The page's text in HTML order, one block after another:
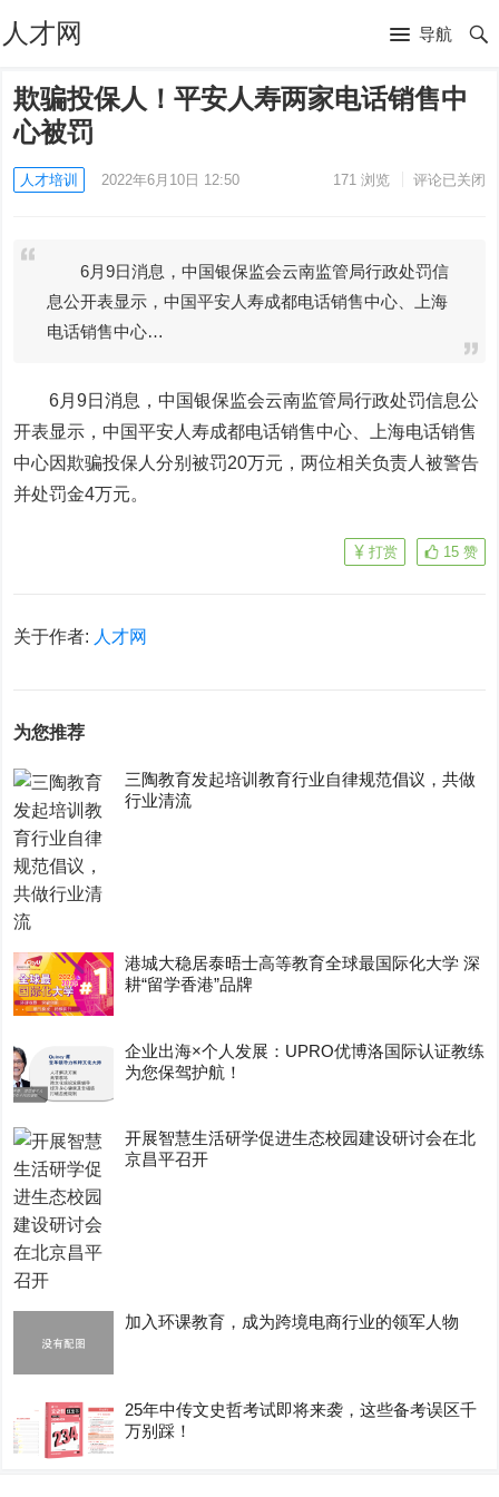
人才网 导航
欺骗投保人！平安人寿两家电话销售中
心被罚
人才培训 2022年6月10日 12:50 171浏览 评论已关闭
6月9日消息，中国银保监会云南监管局行政处罚信
息公开表显示，中国平安人寿成都电话销售中心、上海
电话销售中心…
6月9日消息，中国银保监会云南监管局行政处罚信息公
开表显示， 中国平安 人寿成都电话销售中心、上海电话销售
中心因欺骗投保人分别被罚20万元，两位相关负责人被警告
并处罚金4万元。
15 赞
打赏
关于作者: 人才网
为您推荐
三陶教育发起培训教育行业自律规范倡议，共做
行业清流
港城大稳居泰晤士高等教育全球最国际化大学 深
耕“留学香港”品牌
企业出海×个人发展：UPRO优博洛国际认证教练
为您保驾护航！
开展智慧生活研学促进生态校园建设研讨会在北
京昌平召开
加入环课教育，成为跨境电商行业的领军人物
25年中传文史哲考试即将来袭，这些备考误区千
万别踩！